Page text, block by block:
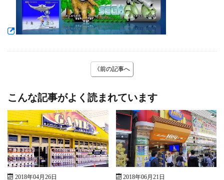
《前の記事へ
こんな記事がよく読まれています
2018年04月26日 2018年06月21日